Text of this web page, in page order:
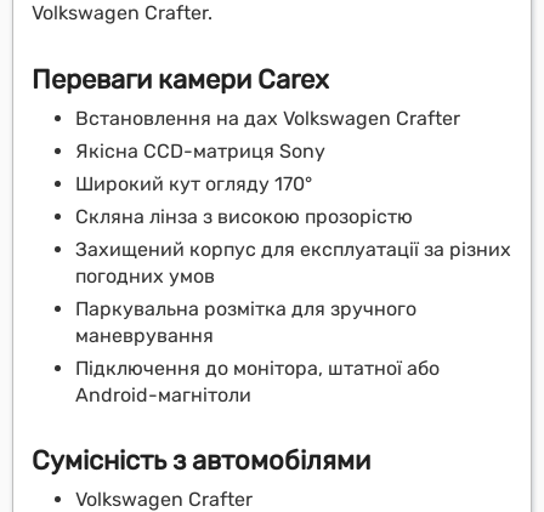
Volkswagen Crafter.
Переваги камери Carex
Встановлення на дах Volkswagen Crafter
Якісна CCD-матриця Sony
Широкий кут огляду 170°
Скляна лінза з високою прозорістю
Захищений корпус для експлуатації за різних
погодних умов
Паркувальна розмітка для зручного
маневрування
Підключення до монітора, штатної або
Android-магнітоли
Сумісність з автомобілями
Volkswagen Crafter